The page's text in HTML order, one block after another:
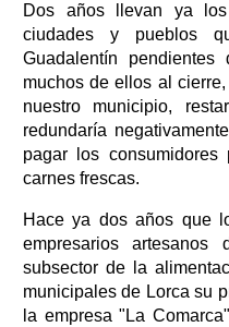
Dos años llevan ya
ciudades y pueblos
Guadalentín
muchos de ellos al
nuestro municipio,
redundaría
pagar los
carnes frescas.
Hace ya dos años que
empresarios
subsector de la
municipales de Lorca su
la empresa "La